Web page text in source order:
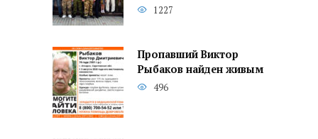
1227
Пропавший Виктор
Рыбаков найден живым
496